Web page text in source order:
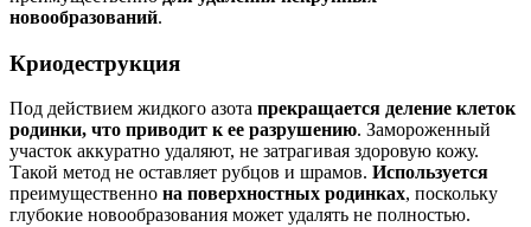
новообразований.
Криодеструкция
Под действием жидкого азота прекращается деление клеток
родинки, что приводит к ее разрушению. Замороженный
участок аккуратно удаляют, не затрагивая здоровую кожу.
Такой метод не оставляет рубцов и шрамов. Используется
преимущественно на поверхностных родинках, поскольку
глубокие новообразования может удалять не полностью.